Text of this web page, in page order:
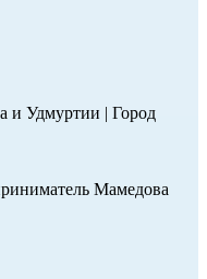
и Удмуртии | Город
Мамедова